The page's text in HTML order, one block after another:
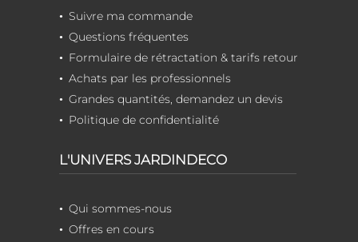
Suivre ma commande
Questions fréquentes
Formulaire de rétractation & tarifs retour
Achats par les professionnels
Grandes quantités, demandez un devis
Politique de confidentialité
L'UNIVERS JARDINDECO
Qui sommes-nous
Offres en cours